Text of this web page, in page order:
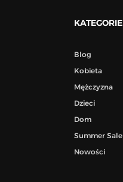
KATEGORIE
Blog
Kobieta
Mężczyzna
Dzieci
Dom
Summer Sale
Nowości